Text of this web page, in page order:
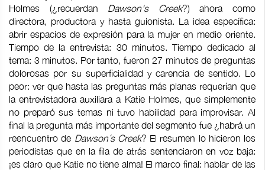
Holmes (¿recuerdan Dawson's Creek?) ahora como
directora, productora y hasta guionista. La idea específica:
abrir espacios de expresión para la mujer en medio oriente.
Tiempo de la entrevista: 30 minutos. Tiempo dedicado al
tema: 3 minutos. Por tanto, fueron 27 minutos de preguntas
dolorosas por su superficialidad y carencia de sentido. Lo
peor: ver que hasta las preguntas más planas requerían que
la entrevistadora auxiliara a Katie Holmes, que simplemente
no preparó sus temas ni tuvo habilidad para improvisar. Al
final la pregunta más importante del segmento fue ¿habrá un
reencuentro de Dawson´s Creek? El resumen lo hicieron los
periodistas que en la fila de atrás sentenciaron en voz baja:
¡es claro que Katie no tiene alma! El marco final: hablar de las